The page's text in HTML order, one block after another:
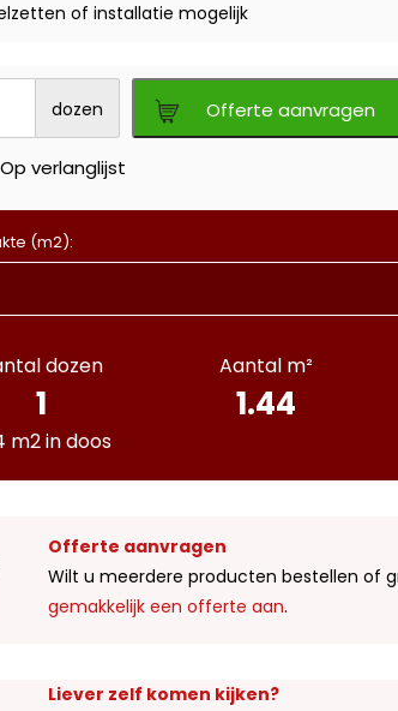
of installatie mogelijk
dozen Offerte aanvragen
Op verlanglijst
(m2):
dozen
1
m2 in doos
Aantal m²
1.44
Offerte aanvragen
Wilt u meerdere producten bestellen of
gemakkelijk een offerte aan.
Liever zelf komen kijken?